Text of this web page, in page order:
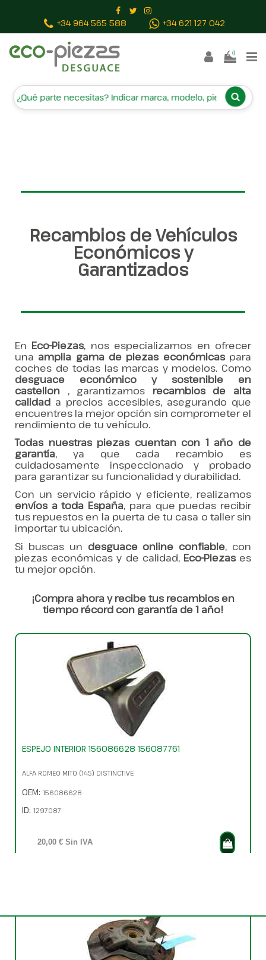
+34 964 565 588 +34 621 127 042
0
RECAMBIOS
BAJAS Y TASACIONES
CONTACTO
Inicio Piezas vehículos
Recambios de Vehículos
Económicos y
Garantizados
En Eco-Piezas, nos especializamos en ofrecer
una amplia gama de piezas económicaspara
coches de todas las marcas y modelos. Como
desguace económico y sostenible en
castellon , garantizamos recambios de alta
calidad a precios accesibles, asegurando que
encuentres la mejor opción sin comprometer el
rendimiento de tu vehículo.
Todas nuestras piezas cuentan con 1 año de
garantía, ya que cada recambio es
cuidadosamente inspeccionado y probado
para garantizar su funcionalidad y durabilidad.
Con un servicio rápido y eficiente, realizamos
envíos a toda España, para que puedas recibir
tus repuestos en la puerta de tu casa o taller sin
importar tu ubicación.
Si buscas un desguace online confiable, con
piezas económicas y de calidad, Eco-Piezases
tu mejor opción.
¡Compra ahora y recibe tus recambios en
tiempo récord con garantía de 1 año!
ESPEJO INTERIOR 156086628 156087761
ALFA ROMEO MITO (145) DISTINCTIVE
OEM: 156086628
ID: 1297087
20,00 € Sin IVA